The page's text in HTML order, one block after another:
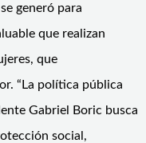
generó para
que realizan
que
“La política pública
Gabriel Boric busca
social,